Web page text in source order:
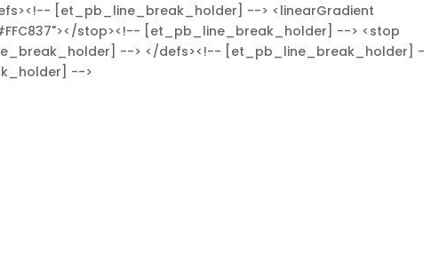
[et_pb_line_break_holder] --> <linearGradient
stop><!-- [et_pb_line_break_holder] --> <stop
--> </defs><!-- [et_pb_line_break_holder] -
-->